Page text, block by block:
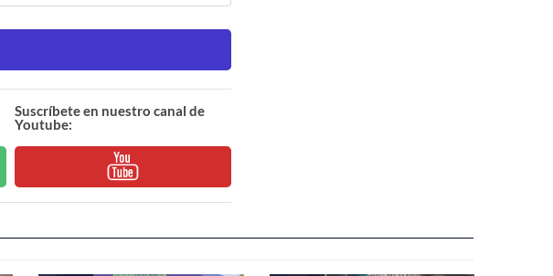
Suscríbete en nuestro canal de
Youtube: